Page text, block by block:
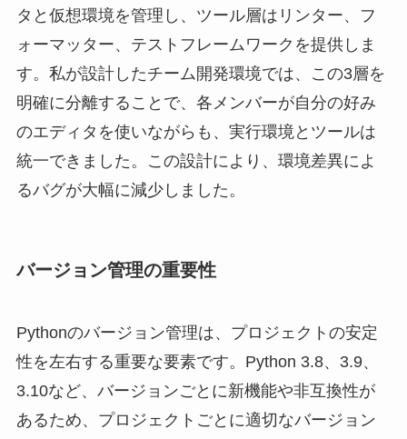
タと仮想環境を管理し、ツール層はリンター、フ
ォーマッター、テストフレームワークを提供しま
す。私が設計したチーム開発環境では、この3層を
明確に分離することで、各メンバーが自分の好み
のエディタを使いながらも、実行環境とツールは
統一できました。この設計により、環境差異によ
るバグが大幅に減少しました。
バージョン管理の重要性
Pythonのバージョン管理は、プロジェクトの安定
性を左右する重要な要素です。Python 3.8、3.9、
3.10など、バージョンごとに新機能や非互換性が
あるため、プロジェクトごとに適切なバージョン